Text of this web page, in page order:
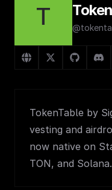
T
TokenTable by
vesting and
now native on
TON, and Solana.